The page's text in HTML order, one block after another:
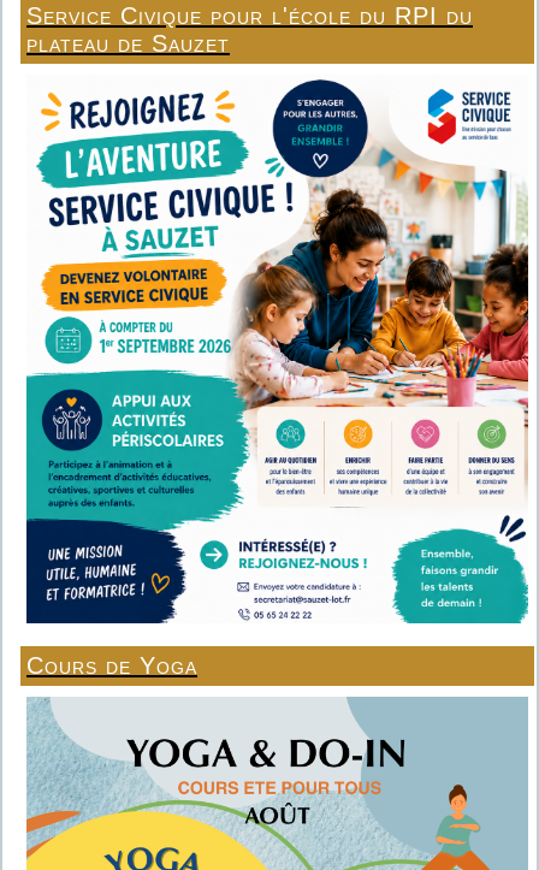
Service Civique pour l'école du RPI du
plateau de Sauzet
Cours de Yoga